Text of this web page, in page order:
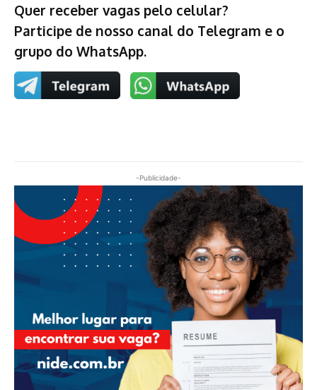
Quer receber vagas pelo celular?
Participe de nosso canal do Telegram e o
grupo do WhatsApp.
-Publicidade-